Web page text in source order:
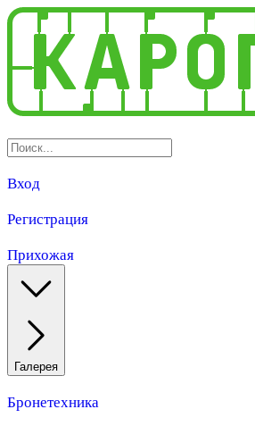
Вход
Регистрация
Прихожая
Галерея
Бронетехника